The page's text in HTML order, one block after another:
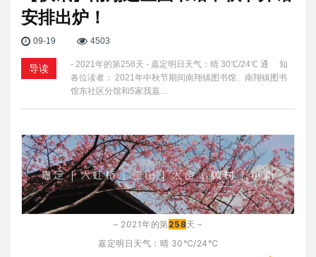
安排出炉！
09-19 4503
导读
- 2021年的第258天 - 嘉定明日天气：晴 30℃/24℃ 通 知
各位读者： 2021年中秋节期间南翔镇图书馆、南翔镇图书
馆东社区分馆和5家我嘉…
– 2021年的第258天 –
嘉定明日天气：晴 30℃/24℃